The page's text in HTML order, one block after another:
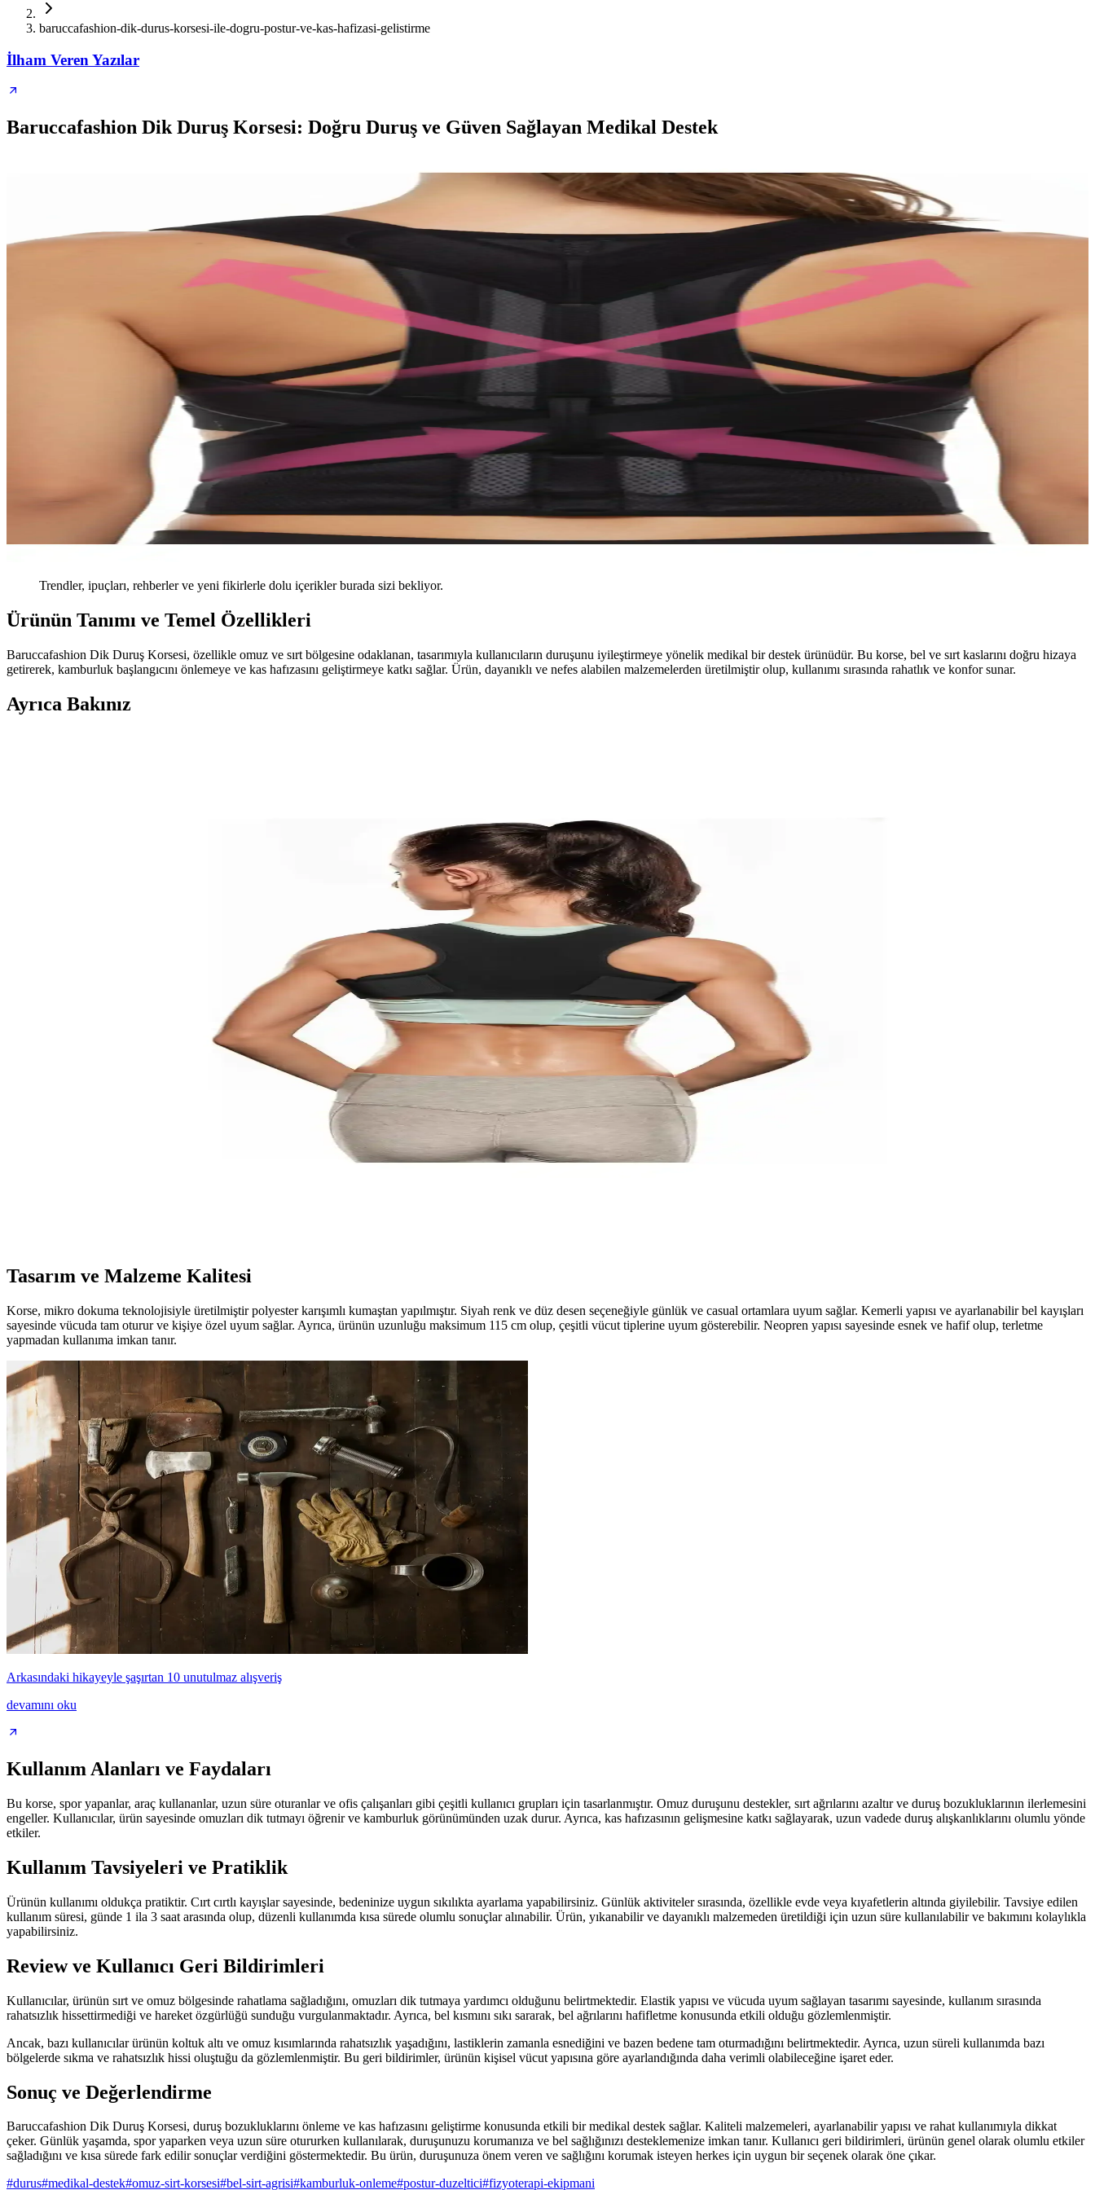
baruccafashion-dik-durus-korsesi-ile-dogru-postur-ve-kas-hafizasi-gelistirme
İlham Veren Yazılar
Baruccafashion Dik Duruş Korsesi: Doğru Duruş ve Güven Sağlayan Medikal Destek
Trendler, ipuçları, rehberler ve yeni fikirlerle dolu içerikler burada sizi bekliyor.
Ürünün Tanımı ve Temel Özellikleri
Baruccafashion Dik Duruş Korsesi, özellikle omuz ve sırt bölgesine odaklanan, tasarımıyla kullanıcıların duruşunu iyileştirmeye yönelik medikal bir destek ürünüdür. Bu korse, bel ve sırt kaslarını doğru hizaya
getirerek, kamburluk başlangıcını önlemeye ve kas hafızasını geliştirmeye katkı sağlar. Ürün, dayanıklı ve nefes alabilen malzemelerden üretilmiştir olup, kullanımı sırasında rahatlık ve konfor sunar.
Ayrıca Bakınız
İki erkek korse atlet ürününü detaylı karşılaştırıyoruz. Malzeme, rahatlık, sıkılaştırma ve beden uyumu gibi kriterlerle ürünlerin günlük kullanım ve etkinlik seviyelerini inceliyoruz.
BYENS Sırt Dik Duruş Korsesi ile Postürünüzü Güçlendirin ve Ağrıları Azaltın
BYENS sırt dik duruş korsesi, yüksek kaliteli malzeme ve ayarlanabilir tasarımıyla omurgayı destekler, duruşu iyileştirir ve uzun süreli kullanım sağlar.
Minufco Dik Duruş Korsesi ile Duruşunuzu Düzeltin ve Ağrıları Azaltın
Minufco Dik Duruş Korsesi, ergonomik tasarımıyla bel ve sırt desteği sağlar, ağrıları azaltır ve duruşu düzeltir. Günlük kullanım için uygun, şık ve rahat bir çözümdür.
Baruccafashion Dik Duruş Korsesi ile Doğru Postür ve Kas Hafızası Geliştirme
Baruccafashion dik duruş korsesi, omuz ve sırt bölgesine odaklanan medikal destek sağlar, rahat kullanımı ve dayanıklı malzemeleriyle duruşu düzeltir, kas hafızasını güçlendirir ve bel sağlığını destekler.
Mistirik Torenova Erkek Korse Atlet ile Bölgesel Vücut Şekillendirme ve Duruş Desteği
Mistirik Torenova Erkek Korse Atlet, bölgesel yağlanmayı gizleyerek göbek, bel ve sırt bölgelerinde destek sağlar. Antibakteriyel kumaşı ve konforlu tasarımıyla fit bir görünüm ve dik duruş sunar.
Kadınlar İçin Toparlayıcı ve Şık Dantelli Sütyen: Günlük Rahatlık ve Destek
Kom Barbara Toparlayıcı Sütyen, rahatlık ve şıklığı bir arada sunar. Göğsü toparlar, duruşu iyileştirir ve estetik detaylarıyla dikkat çeker. Günlük kullanım için ideal, farklı beden seçenekleriyle uyum sağlar.
Tasarım ve Malzeme Kalitesi
Korse, mikro dokuma teknolojisiyle üretilmiştir polyester karışımlı kumaştan yapılmıştır. Siyah renk ve düz desen seçeneğiyle günlük ve casual ortamlara uyum sağlar. Kemerli yapısı ve ayarlanabilir bel kayışları
sayesinde vücuda tam oturur ve kişiye özel uyum sağlar. Ayrıca, ürünün uzunluğu maksimum 115 cm olup, çeşitli vücut tiplerine uyum gösterebilir. Neopren yapısı sayesinde esnek ve hafif olup, terletme
yapmadan kullanıma imkan tanır.
Arkasındaki hikayeyle şaşırtan 10 unutulmaz alışveriş
devamını oku
Kullanım Alanları ve Faydaları
Bu korse, spor yapanlar, araç kullananlar, uzun süre oturanlar ve ofis çalışanları gibi çeşitli kullanıcı grupları için tasarlanmıştır. Omuz duruşunu destekler, sırt ağrılarını azaltır ve duruş bozukluklarının ilerlemesini
engeller. Kullanıcılar, ürün sayesinde omuzları dik tutmayı öğrenir ve kamburluk görünümünden uzak durur. Ayrıca, kas hafızasının gelişmesine katkı sağlayarak, uzun vadede duruş alışkanlıklarını olumlu yönde
etkiler.
Kullanım Tavsiyeleri ve Pratiklik
Ürünün kullanımı oldukça pratiktir. Cırt cırtlı kayışlar sayesinde, bedeninize uygun sıkılıkta ayarlama yapabilirsiniz. Günlük aktiviteler sırasında, özellikle evde veya kıyafetlerin altında giyilebilir. Tavsiye edilen
kullanım süresi, günde 1 ila 3 saat arasında olup, düzenli kullanımda kısa sürede olumlu sonuçlar alınabilir. Ürün, yıkanabilir ve dayanıklı malzemeden üretildiği için uzun süre kullanılabilir ve bakımını kolaylıkla
yapabilirsiniz.
Review ve Kullanıcı Geri Bildirimleri
Kullanıcılar, ürünün sırt ve omuz bölgesinde rahatlama sağladığını, omuzları dik tutmaya yardımcı olduğunu belirtmektedir. Elastik yapısı ve vücuda uyum sağlayan tasarımı sayesinde, kullanım sırasında
rahatsızlık hissettirmediği ve hareket özgürlüğü sunduğu vurgulanmaktadır. Ayrıca, bel kısmını sıkı sararak, bel ağrılarını hafifletme konusunda etkili olduğu gözlemlenmiştir.
Ancak, bazı kullanıcılar ürünün koltuk altı ve omuz kısımlarında rahatsızlık yaşadığını, lastiklerin zamanla esnediğini ve bazen bedene tam oturmadığını belirtmektedir. Ayrıca, uzun süreli kullanımda bazı
bölgelerde sıkma ve rahatsızlık hissi oluştuğu da gözlemlenmiştir. Bu geri bildirimler, ürünün kişisel vücut yapısına göre ayarlandığında daha verimli olabileceğine işaret eder.
Sonuç ve Değerlendirme
Baruccafashion Dik Duruş Korsesi, duruş bozukluklarını önleme ve kas hafızasını geliştirme konusunda etkili bir medikal destek sağlar. Kaliteli malzemeleri, ayarlanabilir yapısı ve rahat kullanımıyla dikkat
çeker. Günlük yaşamda, spor yaparken veya uzun süre otururken kullanılarak, duruşunuzu korumanıza ve bel sağlığınızı desteklemenize imkan tanır. Kullanıcı geri bildirimleri, ürünün genel olarak olumlu etkiler
sağladığını ve kısa sürede fark edilir sonuçlar verdiğini göstermektedir. Bu ürün, duruşunuza önem veren ve sağlığını korumak isteyen herkes için uygun bir seçenek olarak öne çıkar.
#durus#medikal-destek#omuz-sirt-korsesi#bel-sirt-agrisi#kamburluk-onleme#postur-duzeltici#fizyoterapi-ekipmani